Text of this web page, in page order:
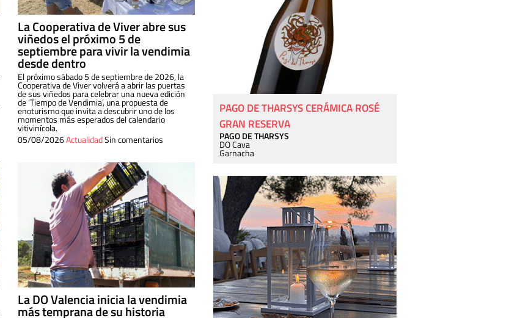
La Cooperativa de Viver abre sus
viñedos el próximo 5 de
septiembre para vivir la vendimia
desde dentro
El próximo sábado 5 de septiembre de 2026, la
Cooperativa de Viver volverá a abrir las puertas
de sus viñedos para celebrar una nueva edición
de ‘Tiempo de Vendimia’, una propuesta de
enoturismo que invita a descubrir uno de los
momentos más esperados del calendario
vitivinícola.
05/08/2026ActualidadSin comentarios
La DO Valencia inicia la vendimia
más temprana de su historia
PAGO DE THARSYS CERÁMICA ROSÉ
GRAN RESERVA
PAGO DE THARSYS
DO Cava
Garnacha